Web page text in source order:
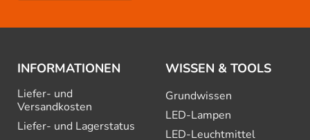
INFORMATIONEN
Liefer- und
Versandkosten
Liefer- und Lagerstatus
WISSEN & TOOLS
Grundwissen
LED-Lampen
LED-Leuchtmittel